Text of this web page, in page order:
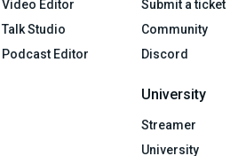
Video Editor
Talk Studio
Podcast Editor
Submit a ticket
Community
Discord
University
Streamer
University